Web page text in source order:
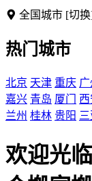
全国城市 [切
热门城市
北京 天津 重庆 广
嘉兴 青岛 厦门 西
兰州 桂林 贵阳
欢迎光